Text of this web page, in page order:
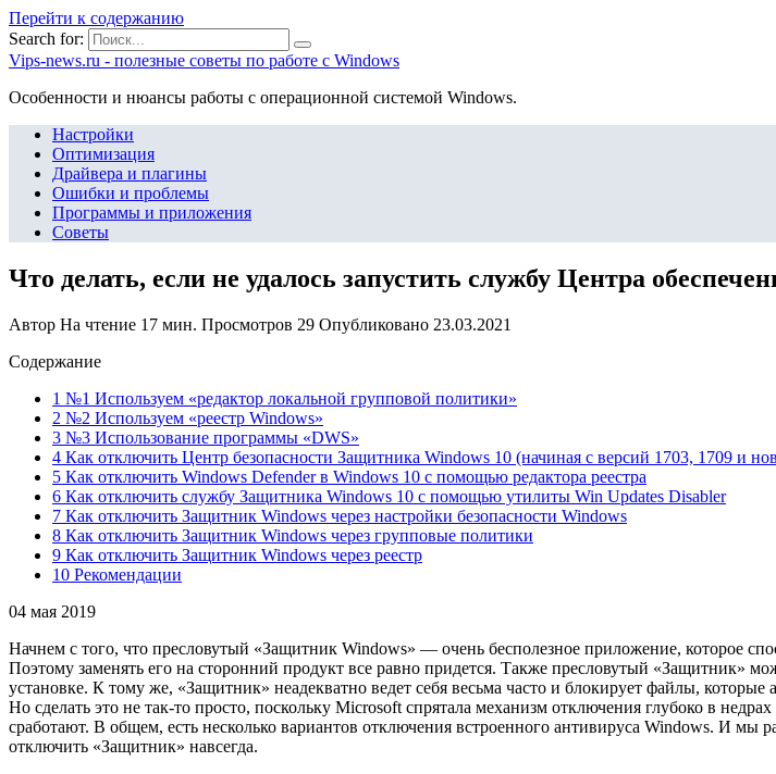
Перейти к содержанию
Search for:
Vips-news.ru - полезные советы по работе с Windows
Особенности и нюансы работы с операционной системой Windows.
Настройки
Оптимизация
Драйвера и плагины
Ошибки и проблемы
Программы и приложения
Советы
Что делать, если не удалось запустить службу Центра
Автор На чтение 17 мин. Просмотров 29 Опубликовано 23.03.2021
Содержание
1 №1 Используем «редактор локальной групповой политики»
2 №2 Используем «реестр Windows»
3 №3 Использование программы «DWS»
4 Как отключить Центр безопасности Защитника Windows 10 (начиная с версий 1703, 1709 и
5 Как отключить Windows Defender в Windows 10 с помощью редактора реестра
6 Как отключить службу Защитника Windows 10 с помощью утилиты Win Updates Disabler
7 Как отключить Защитник Windows через настройки безопасности Windows
8 Как отключить Защитник Windows через групповые политики
9 Как отключить Защитник Windows через реестр
10 Рекомендации
04 мая 2019
Начнем с того, что пресловутый «Защитник Windows» — очень бесполезное приложение, которое
Поэтому заменять его на сторонний продукт все равно придется. Также пресловутый «Защитник»
установке. К тому же, «Защитник» неадекватно ведет себя весьма часто и блокирует файлы,
Но сделать это не так-то просто, поскольку Microsoft спрятала механизм отключения глубоко в
сработают. В общем, есть несколько вариантов отключения встроенного антивируса Windows. И
отключить «Защитник» навсегда.